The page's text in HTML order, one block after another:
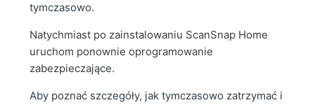
tymczasowo.
Natychmiast po zainstalowaniu ScanSnap Home
uruchom ponownie oprogramowanie
zabezpieczające.
Aby poznać szczegóły, jak tymczasowo zatrzymać i